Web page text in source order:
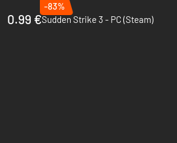
0.99 €
-83%
Sudden Strike 3 - PC (Steam)